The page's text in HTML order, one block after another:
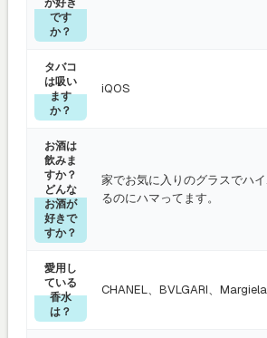
です
か？
タバコ
は吸い
ます
か？
iQOS
お酒は
飲みま
すか？
どんな
お酒が
好きで
すか？
家でお気に入りのグラスでハ
るのにハマってます。
愛用し
ている
香水
は？
CHANEL、BVLGARI、Margiela